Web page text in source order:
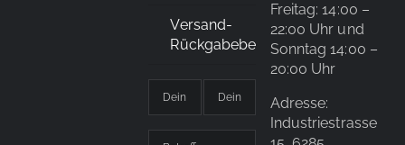
Versand-
Rückgabebedingungen
Freitag: 14:00 –
22:00 Uhr und
Sonntag 14:00 –
20:00 Uhr
Adresse:
Industriestrasse